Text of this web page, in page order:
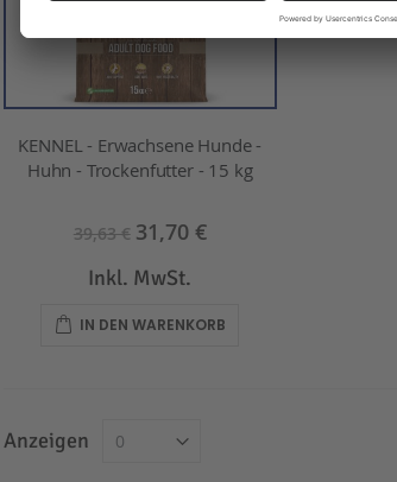
KENNEL - Erwachsene Hunde -
Huhn - Trockenfutter - 15 kg
39,63 € 31,70 €
Inkl. MwSt.
IN DEN WARENKORB
Anzeigen